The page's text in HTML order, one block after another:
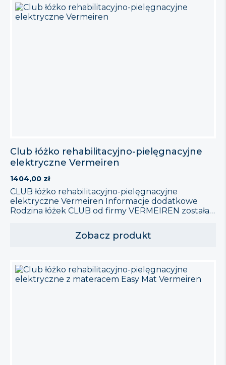
Produktu Elektrycznie regulowane: Dzięki
łatwemu w użyciu pilotowi, użytkownik […]
Club łóżko rehabilitacyjno-pielęgnacyjne
elektryczne Vermeiren
1404,00 zł
CLUB łóżko rehabilitacyjno-pielęgnacyjne
elektryczne Vermeiren Informacje dodatkowe
Rodzina łóżek CLUB od firmy VERMEIREN została
potrzebom zarówno pacjentów, jak i ich
opiekunów. Oto kluczowe cechy, które czynią to
sterowaniu pilotem, co zwiększa komfort i wygodę
użytkowania. Funkcja antytrendelenburga:
Zobacz produkt